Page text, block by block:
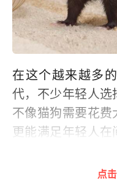
在这个越来越多
代，不少年轻人选
不像猫狗需要花费
更能满足年轻人
宠不同于传统的
个性特点，吸引了
点